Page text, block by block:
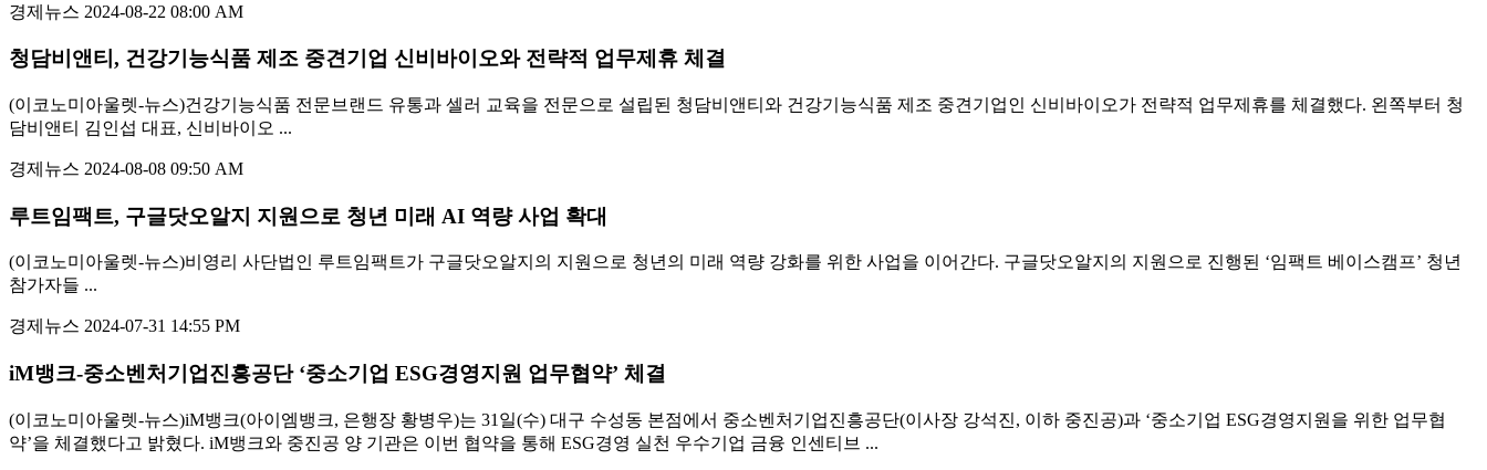
경제뉴스 2024-08-22 08:00 AM
청담비앤티, 건강기능식품 제조 중견기업 신비바이오와 전략적 업무제휴 체결
(이코노미아울렛-뉴스)건강기능식품 전문브랜드 유통과 셀러 교육을 전문으로 설립된 청담비앤티와 건강기능식품 제조 중견기업인 신비바이오가 전략적 업무제휴를 체결했다. 왼쪽부터 청
담비앤티 김인섭 대표, 신비바이오 ...
경제뉴스 2024-08-08 09:50 AM
루트임팩트, 구글닷오알지 지원으로 청년 미래 AI 역량 사업 확대
(이코노미아울렛-뉴스)비영리 사단법인 루트임팩트가 구글닷오알지의 지원으로 청년의 미래 역량 강화를 위한 사업을 이어간다. 구글닷오알지의 지원으로 진행된 ‘임팩트 베이스캠프’ 청년
참가자들 ...
경제뉴스 2024-07-31 14:55 PM
iM뱅크-중소벤처기업진흥공단 ‘중소기업 ESG경영지원 업무협약’ 체결
(이코노미아울렛-뉴스)iM뱅크(아이엠뱅크, 은행장 황병우)는 31일(수) 대구 수성동 본점에서 중소벤처기업진흥공단(이사장 강석진, 이하 중진공)과 ‘중소기업 ESG경영지원을 위한 업무협
약’을 체결했다고 밝혔다. iM뱅크와 중진공 양 기관은 이번 협약을 통해 ESG경영 실천 우수기업 금융 인센티브 ...